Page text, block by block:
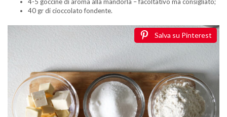
40 gr di cioccolato fondente.
Salva su Pinterest